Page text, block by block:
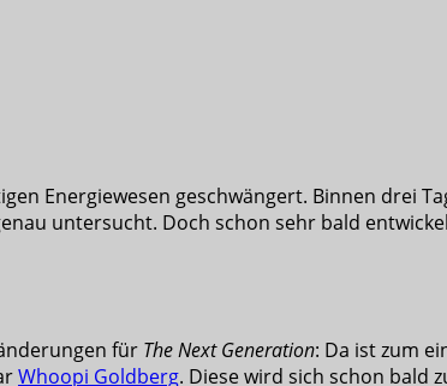
Energiewesen geschwängert. Binnen drei
untersucht. Doch schon sehr bald
für The Next Generation: Da ist zum
Whoopi Goldberg. Diese wird sich schon bald